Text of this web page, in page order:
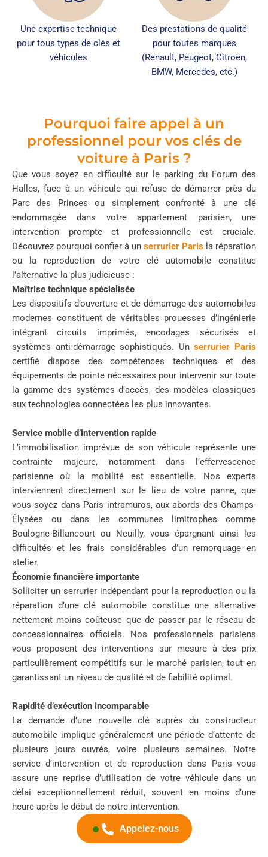
Une expertise technique
pour tous types de clés et
véhicules
Des prestations de qualité
pour toutes marques
(Renault, Peugeot, Citroën,
BMW, Mercedes, etc.)
Pourquoi faire appel à un
professionnel pour vos clés de
voiture à Paris ?
Que vous soyez en difficulté sur le parking du Forum des
Halles, face à un véhicule qui refuse de démarrer près du
Parc des Princes ou simplement confronté à une clé
endommagée dans votre appartement parisien, une
intervention prompte et professionnelle est cruciale.
Découvrez pourquoi confier à un serrurier Paris la réparation
ou la reproduction de votre clé automobile constitue
l’alternative la plus judicieuse :
Maîtrise technique spécialisée
Les dispositifs d’ouverture et de démarrage des automobiles
modernes constituent de véritables prouesses d’ingénierie
intégrant circuits imprimés, encodages sécurisés et
systèmes anti-démarrage sophistiqués. Unserrurier Paris
certifié dispose des compétences techniques et des
équipements de pointe nécessaires pour intervenir sur toute
la gamme des systèmes d’accès, des modèles classiques
aux technologies connectées les plus innovantes.
Service mobile d’intervention rapide
L’immobilisation imprévue de son véhicule représente une
contrainte majeure, notamment dans l’effervescence
parisienne où la mobilité est essentielle. Nos experts
interviennent directement sur le lieu de votre panne, que
vous soyez dans Paris intramuros, aux abords des Champs-
Élysées ou dans les communes limitrophes comme
Boulogne-Billancourt ou Neuilly, vous épargnant ainsi les
difficultés et les frais considérables d’un remorquage en
atelier.
Économie financière importante
Solliciter un serrurier indépendant pour la reproduction ou la
réparation d’une clé automobile constitue une alternative
nettement moins coûteuse que de passer par le réseau de
concessionnaires officiels. Nos professionnels parisiens
vous proposent des interventions sur mesure à des prix
particulièrement compétitifs sur le marché parisien, tout en
garantissant un niveau de qualité et de fiabilité optimal.
Rapidité d’exécution incomparable
La demande d’une nouvelle clé auprès du constructeur
automobile implique généralement une période d’attente de
plusieurs jours ouvrés, voire plusieurs semaines. Notre
service d’intervention et de reproduction dans Paris vous
assure une reprise d’utilisation de votre véhicule dans un
délai exceptionnellement réduit, souvent en moins d’une
heure après le début de notre intervention.
Appelez-nous